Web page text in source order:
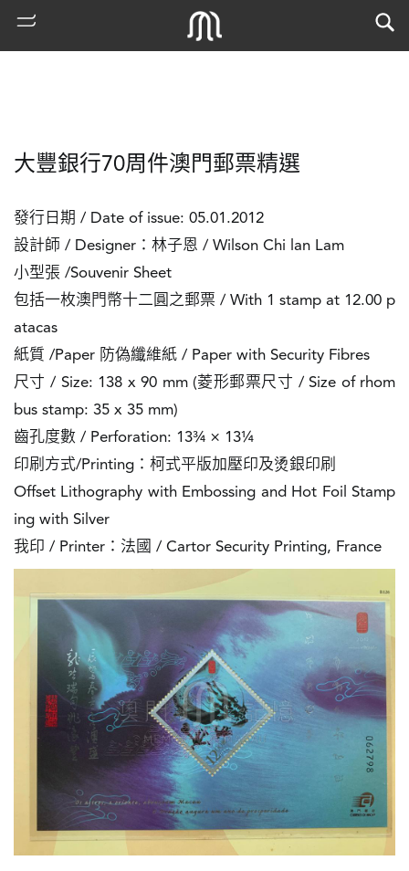
搜
索
古
地
圖
媽
閣
寺
廟
大豐銀行70周件澳門郵票精選
發行日期 / Date of issue: 05.01.2012
設計師 / Designer：林子恩 / Wilson Chi lan Lam
小型張 /Souvenir Sheet
包括一枚澳門幣十二圓之郵票 / With 1 stamp at 12.00 p
atacas
紙質 /Paper 防偽纖維紙 / Paper with Security Fibres
尺寸 / Size: 138 x 90 mm (菱形郵票尺寸 / Size of rhom
bus stamp: 35 x 35 mm)
齒孔度數 / Perforation: 13¾ × 13¼
印刷方式/Printing：柯式平版加壓印及烫銀印刷
Offset Lithography with Embossing and Hot Foil Stamp
ing with Silver
我印 / Printer：法國 / Cartor Security Printing, France